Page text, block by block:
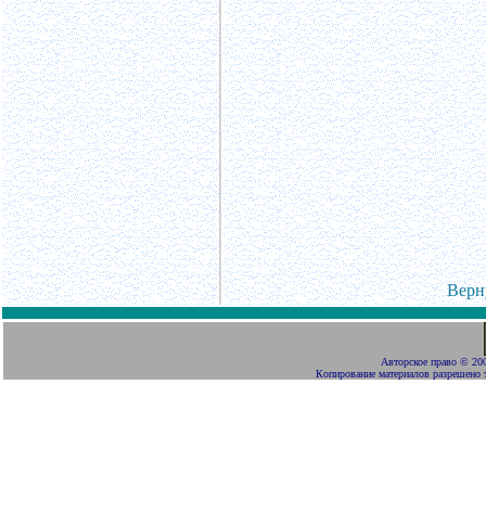
Авторское право ©
Копирование материалов